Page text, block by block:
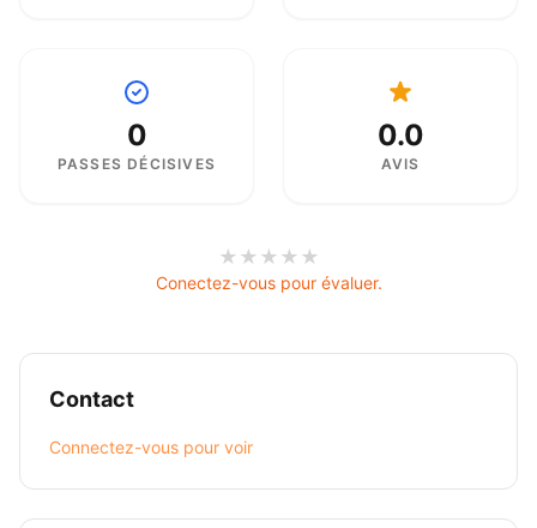
0
PASSES DÉCISIVES
0.0
AVIS
★ ★ ★ ★ ★
Conectez-vous pour évaluer.
Contact
Connectez-vous pour voir